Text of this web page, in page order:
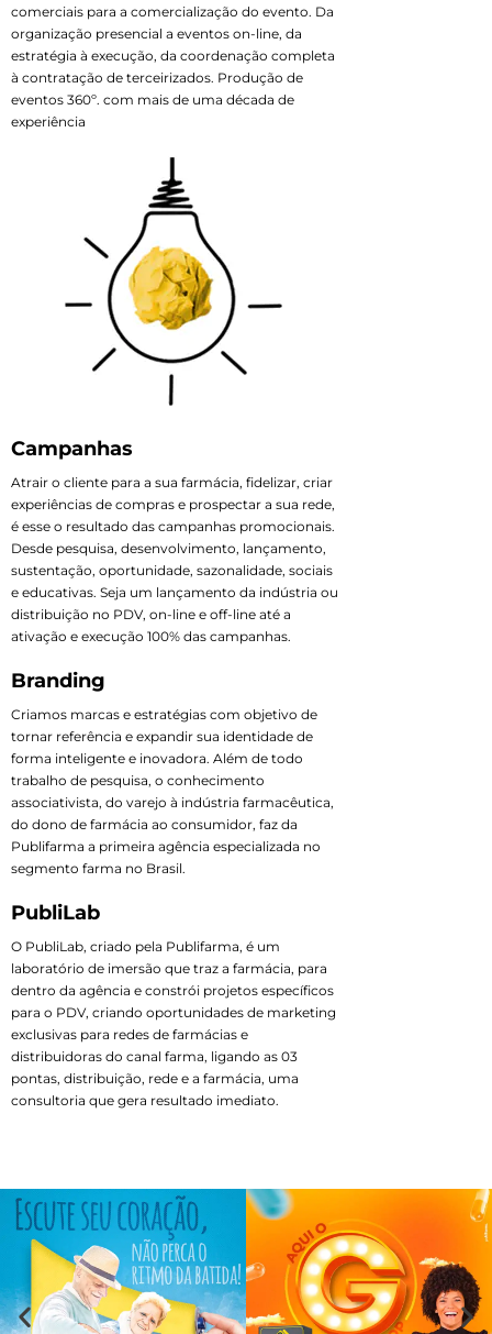
comerciais para a comercialização do evento. Da
organização presencial a eventos on-line, da
estratégia à execução, da coordenação completa
à contratação de terceirizados. Produção de
eventos 360º. com mais de uma década de
experiência
Campanhas
Atrair o cliente para a sua farmácia, fidelizar, criar
experiências de compras e prospectar a sua rede,
é esse o resultado das campanhas promocionais.
Desde pesquisa, desenvolvimento, lançamento,
sustentação, oportunidade, sazonalidade, sociais
e educativas. Seja um lançamento da indústria ou
distribuição no PDV, on-line e off-line até a
ativação e execução 100% das campanhas.
Branding
Criamos marcas e estratégias com objetivo de
tornar referência e expandir sua identidade de
forma inteligente e inovadora. Além de todo
trabalho de pesquisa, o conhecimento
associativista, do varejo à indústria farmacêutica,
do dono de farmácia ao consumidor, faz da
Publifarma a primeira agência especializada no
segmento farma no Brasil.
PubliLab
O PubliLab, criado pela Publifarma, é um
laboratório de imersão que traz a farmácia, para
dentro da agência e constrói projetos específicos
para o PDV, criando oportunidades de marketing
exclusivas para redes de farmácias e
distribuidoras do canal farma, ligando as 03
pontas, distribuição, rede e a farmácia, uma
consultoria que gera resultado imediato.